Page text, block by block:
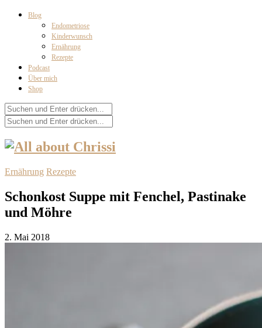
Blog
Endometriose
Kinderwunsch
Ernährung
Rezepte
Podcast
Über mich
Shop
Ernährung Rezepte
Schonkost Suppe mit Fenchel, Pastinake
und Möhre
2. Mai 2018